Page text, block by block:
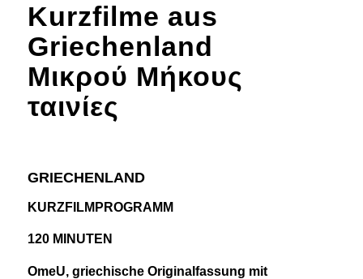
Kurzfilme aus
Griechenland
Μικρού Μήκους
ταινίες
GRIECHENLAND
KURZFILMPROGRAMM
120 MINUTEN
OmeU, griechische Originalfassung mit